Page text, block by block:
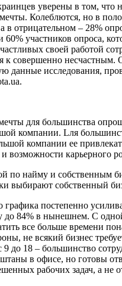
уверены в том, что
Колеблются, но в
в отрицательном – 28%
60% участников опроса,
своей работой
к совершенно несчастным.
данные исследования,
для большинства
компании. Lля
компании ее
возможности карьерного
по найму и собственным
выбирают собственный
графика постепенно
до 84% в нынешнем. С
все больше времени
не всякий бизнес
9 до 18 – большинство
в офисе, но готовы
рабочих задач, а не